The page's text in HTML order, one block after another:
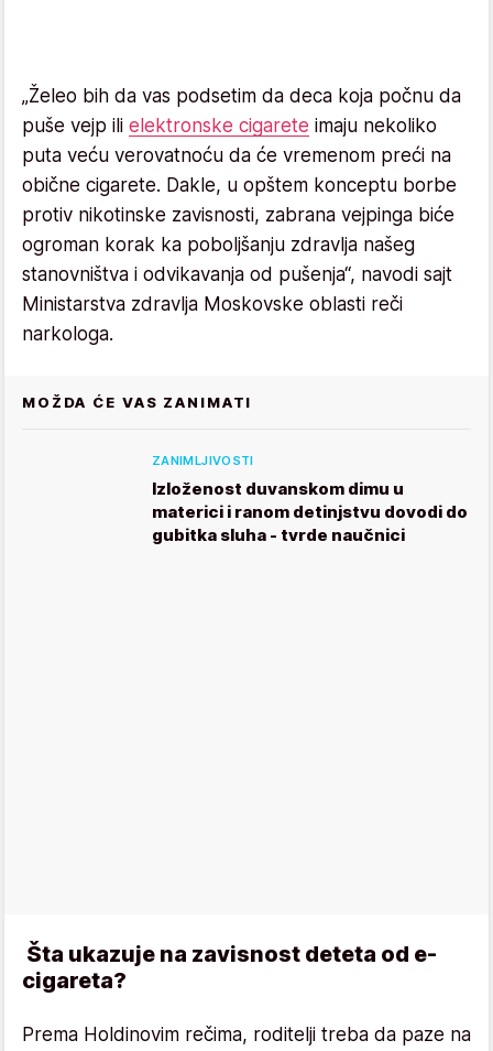
„Želeo bih da vas podsetim da deca koja počnu da
puše vejp ili elektronske cigarete imaju nekoliko
puta veću verovatnoću da će vremenom preći na
obične cigarete. Dakle, u opštem konceptu borbe
protiv nikotinske zavisnosti, zabrana vejpinga biće
ogroman korak ka poboljšanju zdravlja našeg
stanovništva i odvikavanja od pušenja“, navodi sajt
Ministarstva zdravlja Moskovske oblasti reči
narkologa.
MOŽDA ĆE VAS ZANIMATI
ZANIMLJIVOSTI
Izloženost duvanskom dimu u
materici i ranom detinjstvu dovodi do
gubitka sluha - tvrde naučnici
Šta ukazuje na zavisnost deteta od e-
cigareta?
Prema Holdinovim rečima, roditelji treba da paze na